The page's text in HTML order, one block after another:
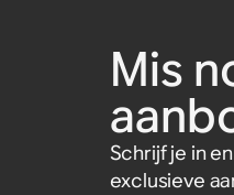
Mis
Schrijf je in
exclusieve